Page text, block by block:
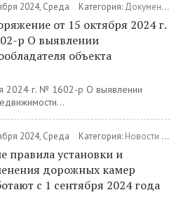
2024, Среда Категория: Документы
от 15 октября 2024 г.
р О выявлении
объекта
2024 г. № 1602-р О выявлении
2024, Среда Категория: Новости
правила установки и
дорожных камер
с 1 сентября 2024 года